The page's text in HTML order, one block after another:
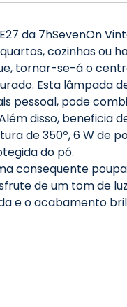
da 7hSevenOn
cozinhas ou
tornar-se-á o
Esta lâmpada
pessoal, pode
disso, beneficia
de 350º, 6 W de
do pó.
consequente
de um tom de
e o acabamento